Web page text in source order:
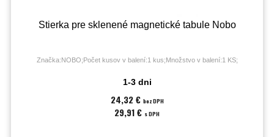
Stierka pre sklenené magnetické tabule Nobo
Značka:NOBO;Počet kusov v balení:1 kus;Množstvo v balení:1 KS;
1-3 dni
24,32 € bez DPH
29,91 € s DPH